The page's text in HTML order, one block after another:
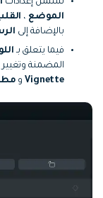
الموضع ،
بالإضافة إلى
فيما يتعلق بـ
المضمنة وتغيير
Vignetteو